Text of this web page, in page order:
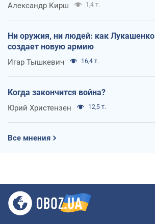
Александр Кирш 1,4 т.
Ни оружия, ни людей: как Лукашенко
создает новую армию
Игар Тышкевич 16,4 т.
Когда закончится война?
Юрий Христензен 12,5 т.
Все мнения